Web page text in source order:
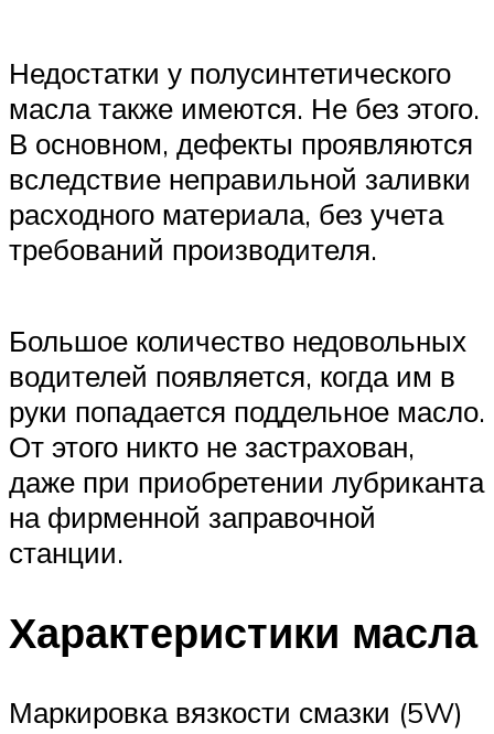
Недостатки у полусинтетического
масла также имеются. Не без этого.
В основном, дефекты проявляются
вследствие неправильной заливки
расходного материала, без учета
требований производителя.
Большое количество недовольных
водителей появляется, когда им в
руки попадается поддельное масло.
От этого никто не застрахован,
даже при приобретении лубриканта
на фирменной заправочной
станции.
Характеристики масла
Маркировка вязкости смазки (5W)